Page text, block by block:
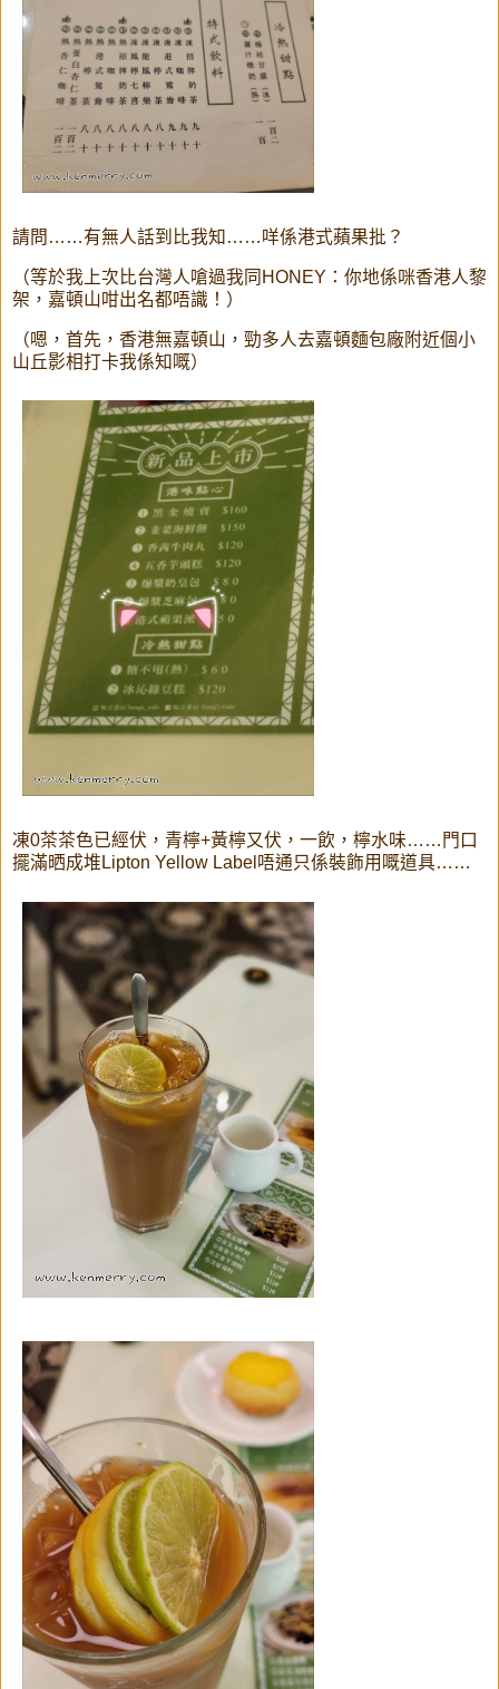
請問……有無人話到比我知……咩係港式蘋果批？
（等於我上次比台灣人嗆過我同HONEY：你地係咪香港人黎
架，嘉頓山咁出名都唔識！）
（嗯，首先，香港無嘉頓山，勁多人去嘉頓麵包廠附近個小
山丘影相打卡我係知嘅）
凍0茶茶色已經伏，青檸+黃檸又伏，一飲，檸水味……門口
擺滿晒成堆Lipton Yellow Label唔通只係裝飾用嘅道具……